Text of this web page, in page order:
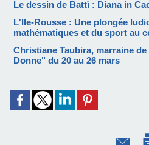
Le dessin de Battì : Diana in
L'Ile-Rousse : Une plongée
mathématiques et du sport au
Christiane Taubira, marraine
Donne" du 20 au 26 mars